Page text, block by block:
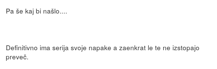
Pa še kaj bi našlo....
Definitivno ima serija svoje napake a zaenkrat le te ne izstopajo
preveč.